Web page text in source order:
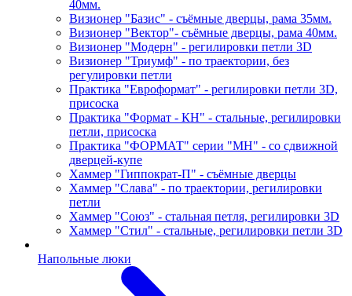
40мм.
Визионер "Базис" - съёмные дверцы, рама 35мм.
Визионер "Вектор"- съёмные дверцы, рама 40мм.
Визионер "Модерн" - регилировки петли 3D
Визионер "Триумф" - по траектории, без
регулировки петли
Практика "Евроформат" - регилировки петли 3D,
присоска
Практика "Формат - КН" - стальные, регилировки
петли, присоска
Практика "ФОРМАТ" серии "МН" - со сдвижной
дверцей-купе
Хаммер "Гиппократ-П" - съёмные дверцы
Хаммер "Слава" - по траектории, регилировки
петли
Хаммер "Союз" - стальная петля, регилировки 3D
Хаммер "Стил" - стальные, регилировки петли 3D
Напольные люки